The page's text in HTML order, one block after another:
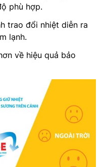
phù hợp.
trao đổi nhiệt diễn ra
lạnh.
về hiệu quả bảo